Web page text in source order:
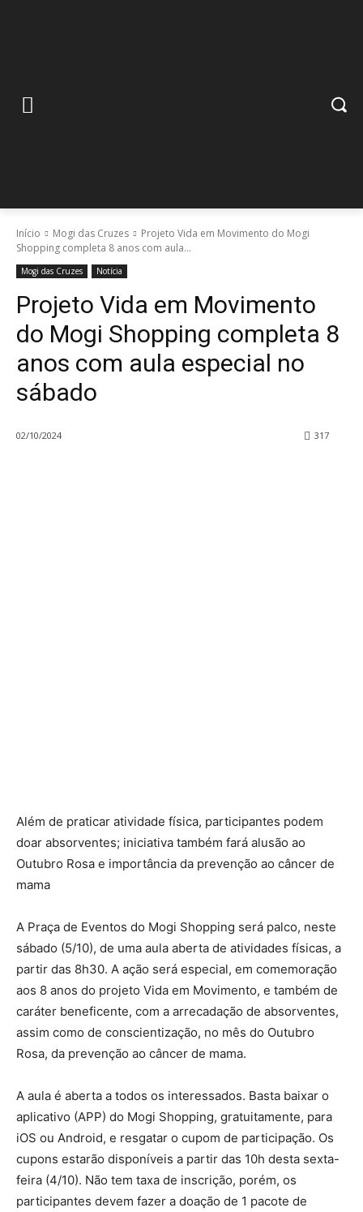
Início Mogi das Cruzes
Projeto Vida em Movimento do Mogi
Shopping completa 8 anos com aula...
Mogi das Cruzes Notícia
Projeto Vida em Movimento
do Mogi Shopping completa 8
anos com aula especial no
sábado
02/10/2024 317
Além de praticar atividade física, participantes podem
doar absorventes; iniciativa também fará alusão ao
Outubro Rosa e importância da prevenção ao câncer de
mama
A Praça de Eventos do Mogi Shopping será palco, neste
sábado (5/10), de uma aula aberta de atividades físicas, a
partir das 8h30. A ação será especial, em comemoração
aos 8 anos do projeto Vida em Movimento, e também de
caráter beneficente, com a arrecadação de absorventes,
assim como de conscientização, no mês do Outubro
Rosa, da prevenção ao câncer de mama.
A aula é aberta a todos os interessados. Basta baixar o
aplicativo (APP) do Mogi Shopping, gratuitamente, para
iOS ou Android, e resgatar o cupom de participação. Os
cupons estarão disponíveis a partir das 10h desta sexta-
feira (4/10). Não tem taxa de inscrição, porém, os
participantes devem fazer a doação de 1 pacote de